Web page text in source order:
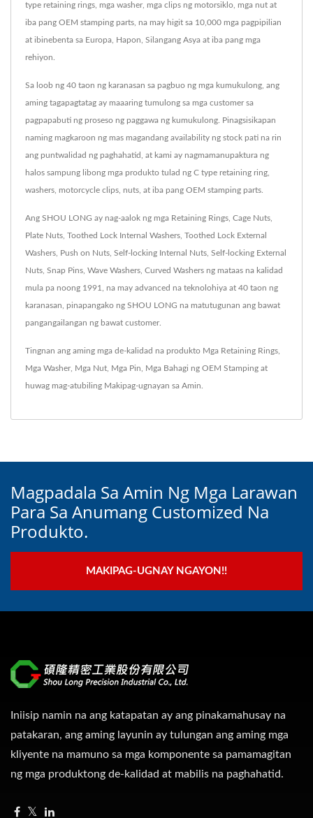
type retaining rings, mga washer, mga clips ng motorsiklo, mga nut at
iba pang OEM stamping parts, na may higit sa 10,000 mga pagpipilian
at ibinebenta sa Europa, Hapon, Silangang Asya at iba pang mga
rehiyon.
Sa loob ng 40 taon ng karanasan sa pagbuo ng mga kumukulong, ang
aming tagapagtatag ay maaaring tumulong sa mga customer sa
pagpapabuti ng proseso ng paggawa ng kumukulong. Pinagsisikapan
naming magkaroon ng mas magandang availability ng stock pati na rin
ang puntwalidad ng paghahatid, at kami ay nagmamanupaktura ng
halos sampung libong mga produkto tulad ng C type retaining ring,
washers, motorcycle clips, nuts, at iba pang OEM stamping parts.
Ang SHOU LONG ay nag-aalok ng mga Retaining Rings, Cage Nuts,
Plate Nuts, Toothed Lock Internal Washers, Toothed Lock External
Washers, Push on Nuts, Self-locking Internal Nuts, Self-locking External
Nuts, Snap Pins, Wave Washers, Curved Washers ng mataas na kalidad
mula pa noong 1991, na may advanced na teknolohiya at 40 taon ng
karanasan, pinapangako ng SHOU LONG na matutugunan ang bawat
pangangailangan ng bawat customer.
Tingnan ang aming mga de-kalidad na produkto Mga Retaining Rings,
Mga Washer, Mga Nut, Mga Pin, Mga Bahagi ng OEM Stamping at
huwag mag-atubiling Makipag-ugnayan sa Amin.
Magpadala Sa Amin Ng Mga Larawan
Para Sa Anumang Customized Na
Produkto.
MAKIPAG-UGNAY NGAYON!!
Iniisip namin na ang katapatan ay ang pinakamahusay na
patakaran, ang aming layunin ay tulungan ang aming mga
kliyente na mamuno sa mga komponente sa pamamagitan
ng mga produktong de-kalidad at mabilis na paghahatid.